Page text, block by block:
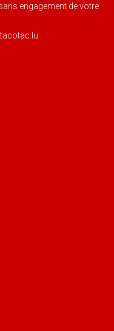
engagement de votre